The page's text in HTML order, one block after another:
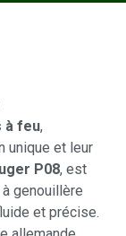
à feu,
unique et leur
P08, est
genouillère
et précise.